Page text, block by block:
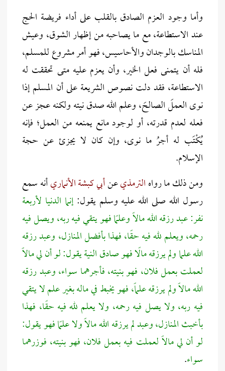
وأما وجود العزم الصادق بالقلب على أداء فريضة الحج
عند الاستطاعة، مع ما يصاحبه من إظهار الشوق، وعيش
المناسك بالوجدان والأحاسيس، فهو أمر مشروع للمسلم،
فله أن يتمنى فعل الخير، وأن يعزم عليه متى تحققت له
الاستطاعة، فقد دلت نصوص الشريعة على أن المسلم إذا
نوى العملَ الصالحَ، وعلم الله صدق نيته ولكنه عجز عن
فعله لعدم قدرته، أو لوجود مانع يمنعه من العمل؛ فإنه
يُكْتَب له أجرُ ما نوى، وإن كان لا يجزئ عن حجة
الإسلام.
ومن ذلك ما رواهالترمذيعنأبي كبشة الأنماريأنه سمع
رسول الله صلى الله عليه وسلم يقول:إنما الدنيا لأربعة
نفر: عبد رزقه الله مالاً وعلمًا فهو يتقي فيه ربه، ويصل فيه
رحمه، ويعلم لله فيه حقًا، فهذا بأفضل المنازل، وعبد رزقه
الله علما ولم يرزقه مالًا فهو صادق النية يقول: لو أن لي مالاً
لعملت بعمل فلان، فهو بنيته، فأجرهما سواء، وعبد رزقه
الله مالاً ولم يرزقه علماً، فهو يخبط في ماله بغير علم لا يتقي
فيه ربه، ولا يصل فيه رحمه، ولا يعلم لله فيه حقًا، فهذا
بأخبث المنازل، وعبد لم يرزقه الله مالاً ولا علمًا فهو يقول:
لو أن لي مالاً لعملت فيه بعمل فلان، فهو بنيته، فوزرهما
سواء.